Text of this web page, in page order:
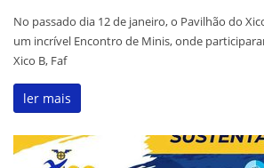
No passado dia 12 de janeiro, o Pavilhão do
um incrível Encontro de Minis, onde
Xico B, Faf
ler mais